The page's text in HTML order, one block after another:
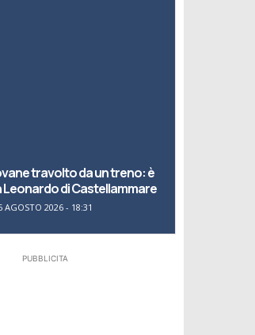
travolto da un treno: è
Leonardo di Castellammare
AGOSTO 2026 - 18:31
PUBBLICITA